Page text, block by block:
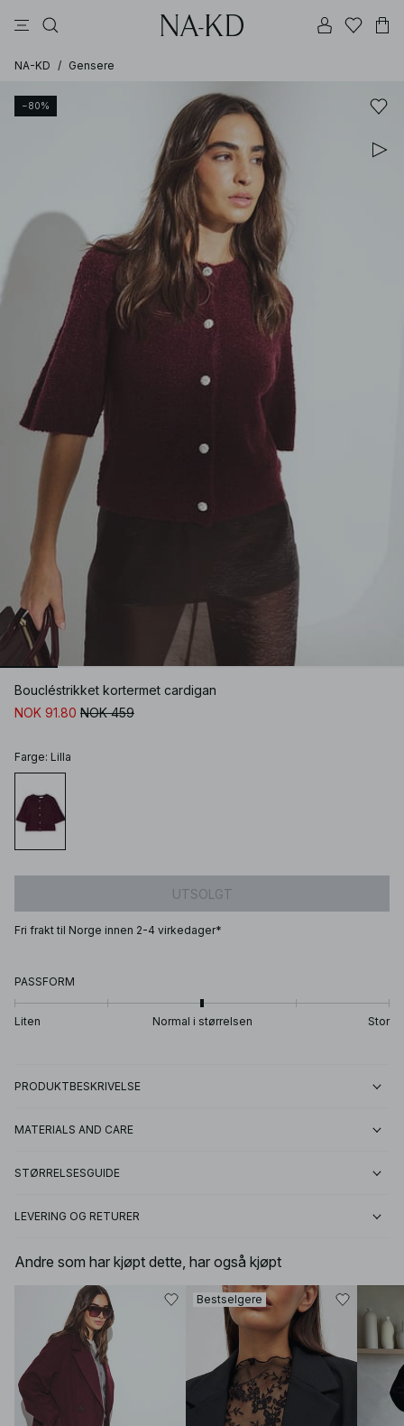
NA-KD / Gensere
−80%
Boucléstrikket kortermet cardigan
NOK 91.80 NOK 459
Farge: Lilla
UTSOLGT
Fri frakt til Norge innen 2-4 virkedager*
PASSFORM
Liten Normal i størrelsen Stor
PRODUKTBESKRIVELSE
MATERIALS AND CARE
STØRRELSESGUIDE
LEVERING OG RETURER
Andre som har kjøpt dette, har også kjøpt
Bestselgere